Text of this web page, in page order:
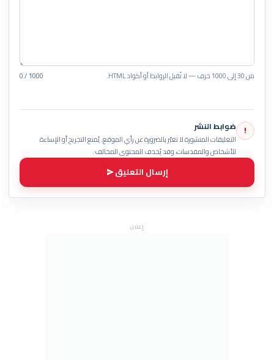
من 30 إلى 1000 حرف — لا تُقبل الروابط أو أكواد HTML. 0 / 1000
! ضوابط النشر
التعليقات المنشورة لا تعبّر بالضرورة عن رأي الموقع. يُمنع التجريح أو الإساءة
للأشخاص والمقدسات، وقد يُحذف المحتوى المخالف.
إرسال التعليق
إعلان